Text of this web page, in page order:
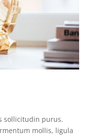
sollicitudin purus.
mollis, ligula